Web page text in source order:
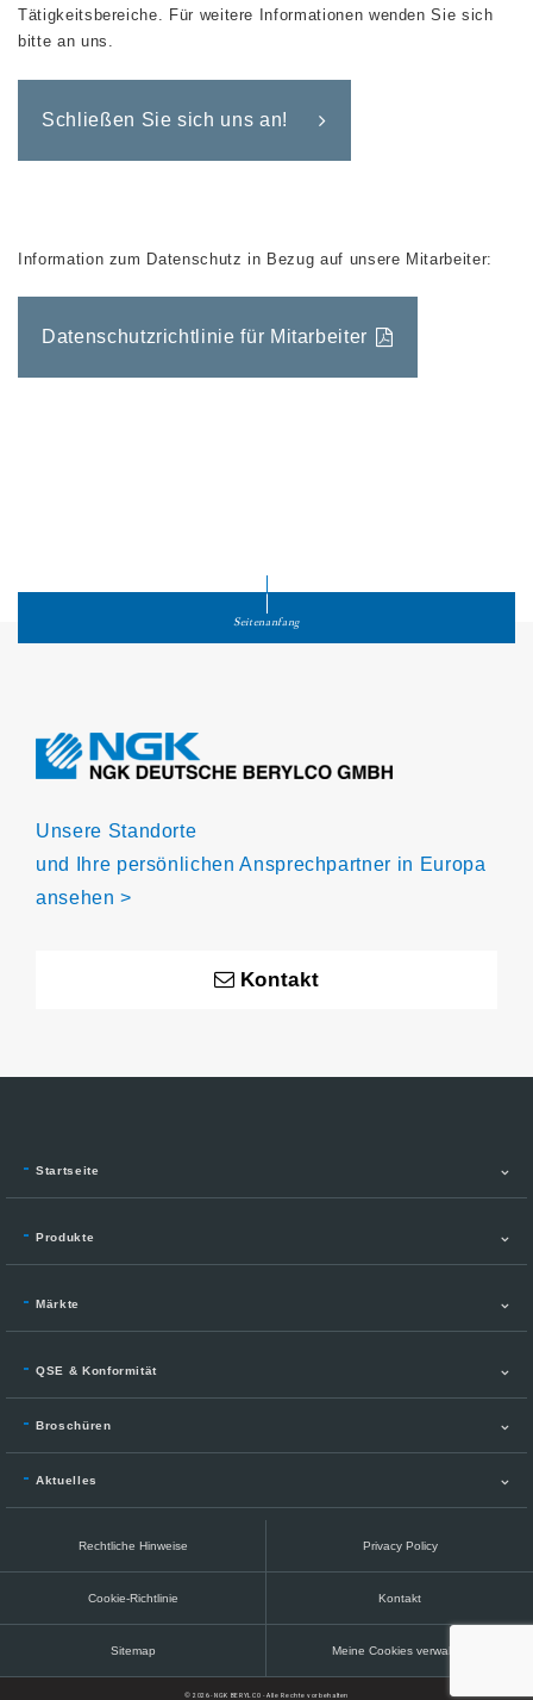
Tätigkeitsbereiche. Für weitere Informationen wenden Sie sich
bitte an uns.
Schließen Sie sich uns an!
Information zum Datenschutz in Bezug auf unsere Mitarbeiter:
Datenschutzrichtlinie für Mitarbeiter
Seitenanfang
Unsere Standorte
und Ihre persönlichen Ansprechpartner in Europa
ansehen >
Kontakt
Startseite
Produkte
Märkte
QSE & Konformität
Broschüren
Aktuelles
Rechtliche Hinweise Privacy Policy
Cookie-Richtlinie Kontakt
Sitemap Meine Cookies verwalten
© 2026- NGK BERYLCO - Alle Rechte vorbehalten